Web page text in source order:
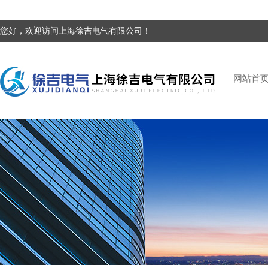
您好，欢迎访问上海徐吉电气有限公司！
网站首